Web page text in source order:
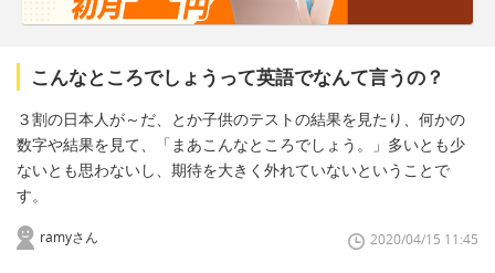
こんなところでしょうって英語でなんて言うの？
３割の日本人が～だ、とか子供のテストの結果を見たり、何かの
数字や結果を見て、「まあこんなところでしょう。」多いとも少
ないとも思わないし、期待を大きく外れていないということで
す。
ramyさん 2020/04/15 11:45